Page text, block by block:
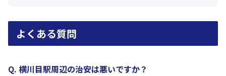
よくある質問
Q. 横川目駅周辺の治安は悪いですか？